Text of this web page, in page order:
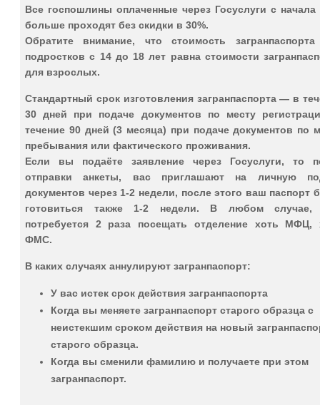
Все госпошлины оплаченные через Госуслуги с начала
больше проходят без скидки в 30%.
Обратите внимание, чтостоимость
подростков с 14 до 18 лет равна стоимости
для взрослых.
Стандартный срок изготовления загранпаспорта — в
30 дней при подаче документов по месту
течение 90 дней (3 месяца) при подаче документов по
пребывания или фактического проживания.
Если вы подаёте заявление через Госуслуги, то
отправки анкеты, вас приглашают на личную
документов через 1-2 недели, после этого ваш паспорт
готовиться также 1-2 недели. В любом случае,
потребуется 2 раза посещать отделение хоть МФЦ,
ФМС.
В каких случаях аннулируют загранпаспорт:
У вас истек срок действия загранпаспорта
Когда вы меняете загранпаспорт старого образца с
неистекшим сроком действия на новый
старого образца.
Когда вы сменили фамилию и получаете при этом
загранпаспорт.